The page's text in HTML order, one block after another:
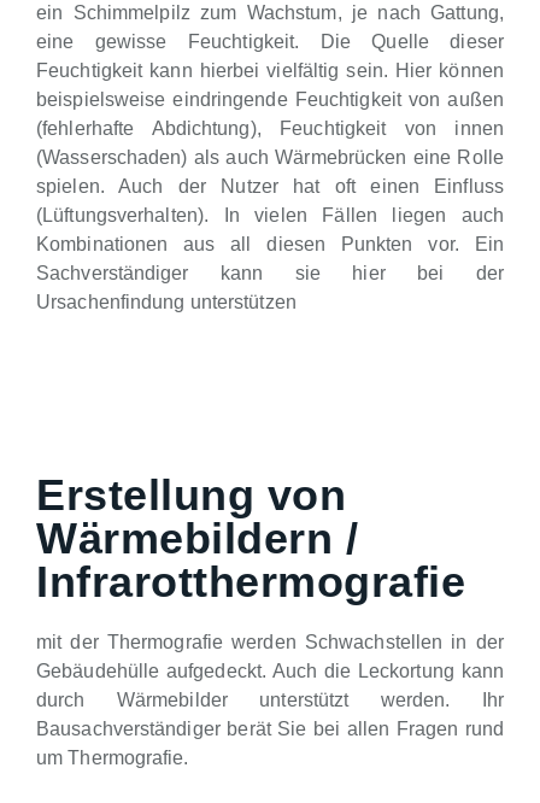
ein Schimmelpilz zum Wachstum, je nach Gattung,
eine gewisse Feuchtigkeit. Die Quelle dieser
Feuchtigkeit kann hierbei vielfältig sein. Hier können
beispielsweise eindringende Feuchtigkeit von außen
(fehlerhafte Abdichtung), Feuchtigkeit von innen
(Wasserschaden) als auch Wärmebrücken eine Rolle
spielen. Auch der Nutzer hat oft einen Einfluss
(Lüftungsverhalten). In vielen Fällen liegen auch
Kombinationen aus all diesen Punkten vor. Ein
Sachverständiger kann sie hier bei der
Ursachenfindung unterstützen
Erstellung von
Wärmebildern /
Infrarotthermografie
mit der Thermografie werden Schwachstellen in der
Gebäudehülle aufgedeckt. Auch die Leckortung kann
durch Wärmebilder unterstützt werden. Ihr
Bausachverständiger berät Sie bei allen Fragen rund
um Thermografie.